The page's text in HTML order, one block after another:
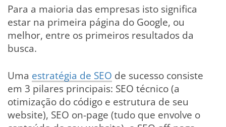
Para a maioria das empresas isto significa
estar na primeira página do Google, ou
melhor, entre os primeiros resultados da
busca.
Uma estratégia de SEO de sucesso consiste
em 3 pilares principais: SEO técnico (a
otimização do código e estrutura de seu
website), SEO on-page (tudo que envolve o